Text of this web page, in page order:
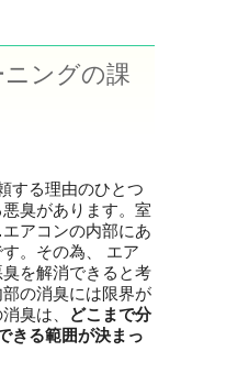
ングの課
する理由のひとつ
臭があります。室
アコンの内部にあ
。その為、 エア
を解消できると考
の消臭には限界が
臭は、
どこまで分
きる範囲が決まっ